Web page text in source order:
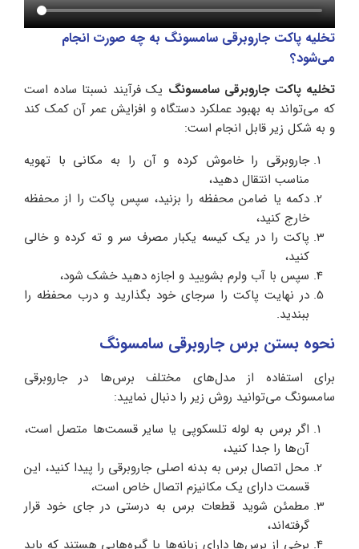
تخلیه پاکت جاروبرقی سامسونگ به چه صورت انجام
می‌شود؟
تخلیه پاکت جاروبرقی سامسونگ یک فرآیند نسبتا ساده است
که می‌تواند به بهبود عملکرد دستگاه و افزایش عمر آن کمک کند
و به شکل زیر قابل انجام است:
جاروبرقی را خاموش کرده و آن را به مکانی با تهویه
مناسب انتقال دهید،
دکمه یا ضامن‌ محفظه را بزنید، سپس پاکت را از محفظه
خارج کنید،
پاکت را در یک کیسه یکبار مصرف سر و ته کرده و خالی
کنید،
سپس با آب ولرم بشویید و اجازه دهید خشک شود،
در نهایت پاکت را سرجای خود بگذارید و درب محفظه را
ببندید.
نحوه بستن برس جاروبرقی سامسونگ
برای استفاده از مدل‌های مختلف برس‌ها در جاروبرقی
سامسونگ می‌توانید روش زیر را دنبال نمایید:
اگر برس به لوله تلسکوپی یا سایر قسمت‌ها متصل است،
آن‌ها را جدا کنید،
محل اتصال برس به بدنه اصلی جاروبرقی را پیدا کنید، این
قسمت دارای یک مکانیزم اتصال خاص است،
مطمئن شوید قطعات برس به درستی در جای خود قرار
گرفته‌اند،
برخی از برس‌ها دارای زبانه‌ها یا گیره‌هایی هستند که باید